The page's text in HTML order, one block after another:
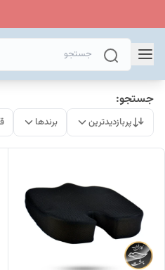
جستجو:
پربازدیدترین برندها